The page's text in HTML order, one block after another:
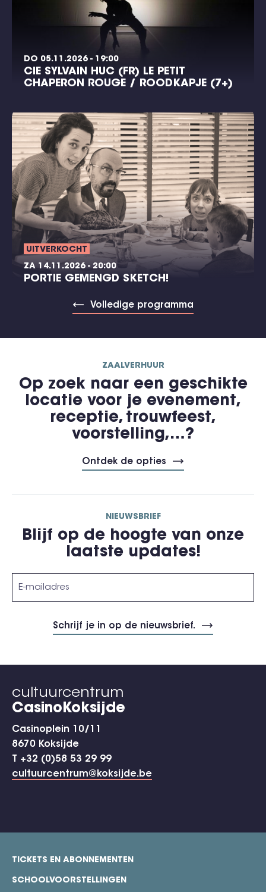
DO 05.11.2026 - 19:00
CIE SYLVAIN HUC (FR) LE PETIT
CHAPERON ROUGE / ROODKAPJE (7+)
UITVERKOCHT
ZA 14.11.2026 - 20:00
PORTIE GEMENGD SKETCH!
Volledige programma
ZAALVERHUUR
Op zoek naar een geschikte
locatie voor je evenement,
receptie, trouwfeest,
voorstelling,…?
Ontdek de opties
NIEUWSBRIEF
Blijf op de hoogte van onze
laatste updates!
cultuurcentrum
CasinoKoksijde
Casinoplein 10/11
8670 Koksijde
T +32 (0)58 53 29 99
cultuurcentrum@koksijde.be
footer
TICKETS EN ABONNEMENTEN
SCHOOLVOORSTELLINGEN